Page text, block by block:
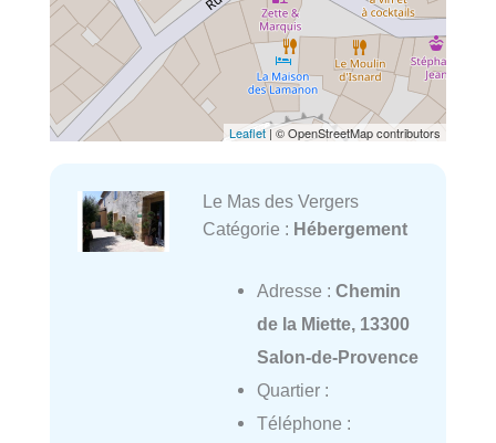
Leaflet| © OpenStreetMap contributors
Le Mas des Vergers
Catégorie : Hébergement
Adresse : Chemin
de la Miette, 13300
Salon-de-Provence
Quartier :
Téléphone :